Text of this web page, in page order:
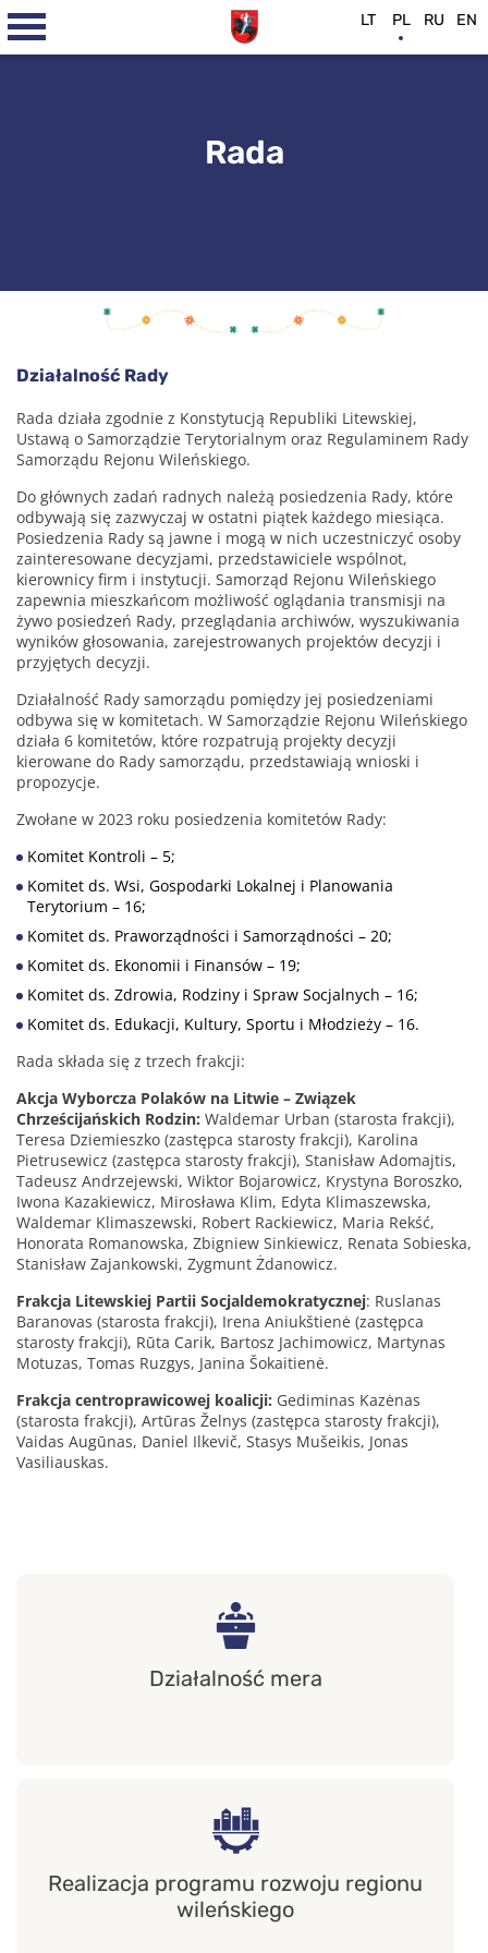
Rada
Działalność Rady
Rada działa zgodnie z Konstytucją Republiki Litewskiej,
Ustawą o Samorządzie Terytorialnym oraz Regulaminem Rady
Samorządu Rejonu Wileńskiego.
Do głównych zadań radnych należą posiedzenia Rady, które
odbywają się zazwyczaj w ostatni piątek każdego miesiąca.
Posiedzenia Rady są jawne i mogą w nich uczestniczyć osoby
zainteresowane decyzjami, przedstawiciele wspólnot,
kierownicy firm i instytucji. Samorząd Rejonu Wileńskiego
zapewnia mieszkańcom możliwość oglądania transmisji na
żywo posiedzeń Rady, przeglądania archiwów, wyszukiwania
wyników głosowania, zarejestrowanych projektów decyzji i
przyjętych decyzji.
Działalność Rady samorządu pomiędzy jej posiedzeniami
odbywa się w komitetach. W Samorządzie Rejonu Wileńskiego
działa 6 komitetów, które rozpatrują projekty decyzji
kierowane do Rady samorządu, przedstawiają wnioski i
propozycje.
Zwołane w 2023 roku posiedzenia komitetów Rady:
Komitet Kontroli – 5;
Komitet ds. Wsi, Gospodarki Lokalnej i Planowania
Terytorium – 16;
Komitet ds. Praworządności i Samorządności – 20;
Komitet ds. Ekonomii i Finansów – 19;
Komitet ds. Zdrowia, Rodziny i Spraw Socjalnych – 16;
Komitet ds. Edukacji, Kultury, Sportu i Młodzieży – 16.
Rada składa się z trzech frakcji:
Akcja Wyborcza Polaków na Litwie – Związek
Chrześcijańskich Rodzin: Waldemar Urban (starosta frakcji),
Teresa Dziemieszko (zastępca starosty frakcji), Karolina
Pietrusewicz (zastępca starosty frakcji), Stanisław Adomajtis,
Tadeusz Andrzejewski, Wiktor Bojarowicz, Krystyna Boroszko,
Iwona Kazakiewicz, Mirosława Klim, Edyta Klimaszewska,
Waldemar Klimaszewski, Robert Rackiewicz, Maria Rekść,
Honorata Romanowska, Zbigniew Sinkiewicz, Renata Sobieska,
Stanisław Zajankowski, Zygmunt Żdanowicz.
Frakcja Litewskiej Partii Socjaldemokratycznej: Ruslanas
Baranovas (starosta frakcji), Irena Aniukštienė (zastępca
starosty frakcji), Rūta Carik, Bartosz Jachimowicz, Martynas
Motuzas, Tomas Ruzgys, Janina Šokaitienė.
Frakcja centroprawicowej koalicji: Gediminas Kazėnas
(starosta frakcji), Artūras Želnys (zastępca starosty frakcji),
Vaidas Augūnas, Daniel Ilkevič, Stasys Mušeikis, Jonas
Vasiliauskas.
Działalność mera
Realizacja programu rozwoju regionu
wileńskiego
LT PL RU EN